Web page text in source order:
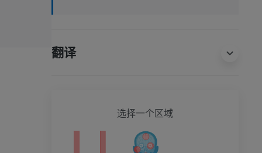
翻译
选择一个区域